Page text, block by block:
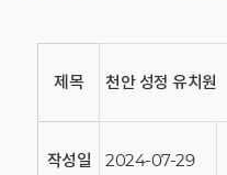
제목 천안 성정 유치원
작성일 2024-07-29